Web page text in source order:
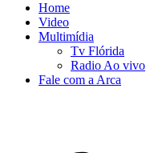
Home
Video
Multimídia
Tv Flórida
Radio Ao vivo
Fale com a Arca